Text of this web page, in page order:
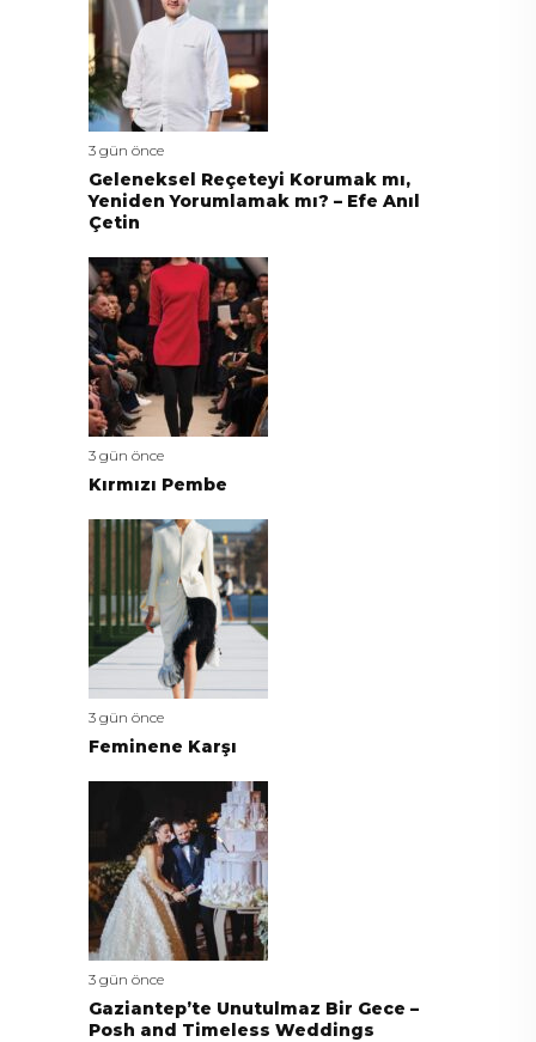
3 gün önce
Geleneksel Reçeteyi Korumak mı,
Yeniden Yorumlamak mı? – Efe Anıl
Çetin
3 gün önce
Kırmızı Pembe
3 gün önce
Feminene Karşı
3 gün önce
Gaziantep’te Unutulmaz Bir Gece –
Posh and Timeless Weddings